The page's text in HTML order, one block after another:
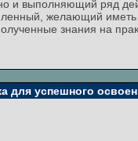
и выполняющий ряд
желающий иметь
знания на
для успешного